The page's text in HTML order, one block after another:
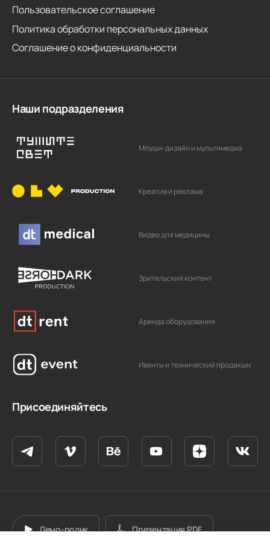
Пользовательское соглашение
Политика обработки персональных данных
Соглашение о конфиденциальности
Наши подразделения
Моушн-дизайн и мультимедиа
Креатив и реклама
Видео для медицины
Зрительский контент
Аренда оборудования
Ивенты и технический продакшн
Присоединяйтесь
Демо-ролик Презентация PDF